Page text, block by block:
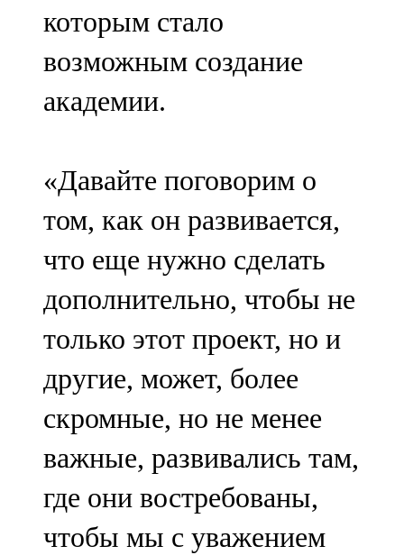
которым стало
возможным создание
академии.
«Давайте поговорим о
том, как он развивается,
что еще нужно сделать
дополнительно, чтобы не
только этот проект, но и
другие, может, более
скромные, но не менее
важные, развивались там,
где они востребованы,
чтобы мы с уважением